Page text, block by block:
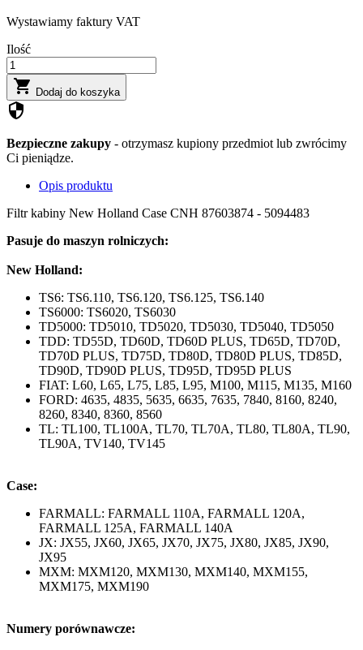
Wystawiamy faktury VAT
Ilość
 Dodaj do koszyka
security
Bezpieczne zakupy - otrzymasz kupiony przedmiot lub zwrócimy
Ci pieniądze.
Opis produktu
Filtr kabiny New Holland Case CNH 87603874 - 5094483
Pasuje do maszyn rolniczych:
New Holland:
TS6: TS6.110, TS6.120, TS6.125, TS6.140
TS6000: TS6020, TS6030
TD5000: TD5010, TD5020, TD5030, TD5040, TD5050
TDD: TD55D, TD60D, TD60D PLUS, TD65D, TD70D,
TD70D PLUS, TD75D, TD80D, TD80D PLUS, TD85D,
TD90D, TD90D PLUS, TD95D, TD95D PLUS
FIAT: L60, L65, L75, L85, L95, M100, M115, M135, M160
FORD: 4635, 4835, 5635, 6635, 7635, 7840, 8160, 8240,
8260, 8340, 8360, 8560
TL: TL100, TL100A, TL70, TL70A, TL80, TL80A, TL90,
TL90A, TV140, TV145
Case:
FARMALL: FARMALL 110A, FARMALL 120A,
FARMALL 125A, FARMALL 140A
JX: JX55, JX60, JX65, JX70, JX75, JX80, JX85, JX90,
JX95
MXM: MXM120, MXM130, MXM140, MXM155,
MXM175, MXM190
Numery porównawcze: